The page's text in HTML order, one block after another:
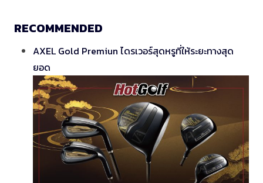
RECOMMENDED
AXEL Gold Premiun ไดรเวอร์สุดหรูที่ให้ระยะทางสุด
ยอด